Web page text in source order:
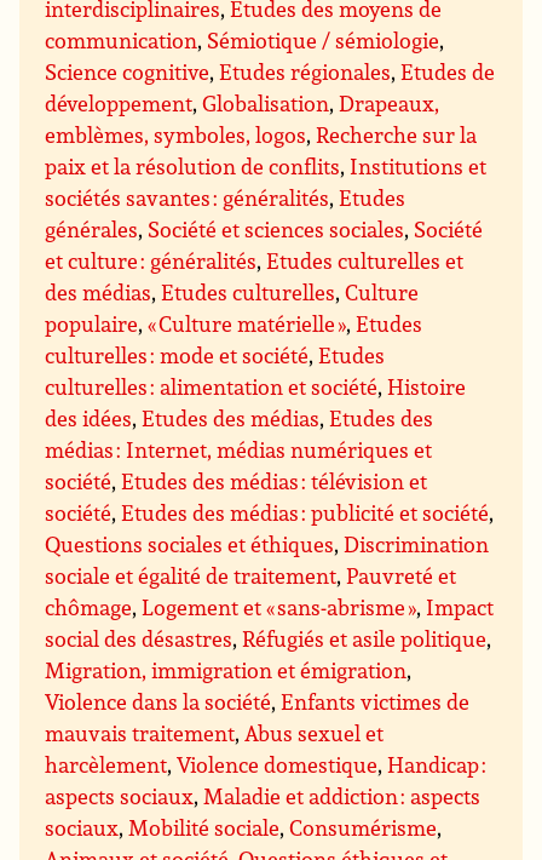
interdisciplinaires,Etudes des moyens de
communication, Sémiotique / sémiologie,
Science cognitive,Etudes régionales,Etudes de
développement,Globalisation,Drapeaux,
emblèmes, symboles, logos,Recherche sur la
paix et la résolution de conflits, Institutions et
sociétés savantes : généralités,Etudes
générales, Société et sciences sociales, Société
et culture : généralités,Etudes culturelles et
des médias,Etudes culturelles,Culture
populaire,« Culture matérielle »,Etudes
culturelles : mode et société,Etudes
culturelles : alimentation et société,Histoire
des idées,Etudes des médias,Etudes des
médias : Internet, médias numériques et
société,Etudes des médias : télévision et
société,Etudes des médias : publicité et société,
Questions sociales et éthiques,Discrimination
sociale et égalité de traitement,Pauvreté et
chômage,Logement et « sans-abrisme », Impact
social des désastres,Réfugiés et asile politique,
Migration, immigration et émigration,
Violence dans la société,Enfants victimes de
mauvais traitement,Abus sexuel et
harcèlement,Violence domestique,Handicap :
aspects sociaux,Maladie et addiction : aspects
sociaux,Mobilité sociale,Consumérisme,